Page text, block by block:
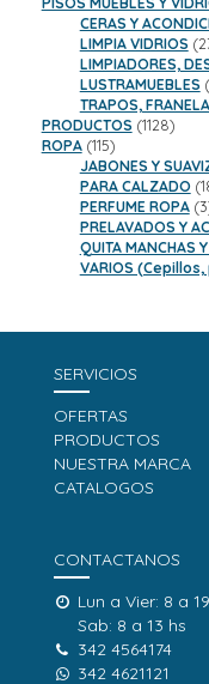
CERAS Y
LIMPIA VIDRIOS
LIMPIADORES,
LUSTRAMUEBLES
TRAPOS,
PRODUCTOS 11281128
ROPA 115115
productos
JABONES Y
PARA CALZADO
PERFUME ROPA 3
PRELAVADOS Y
QUITA MANCHAS
VARIOS
SERVICIOS
OFERTAS
PRODUCTOS
NUESTRA MARCA
CATALOGOS
CONTACTANOS
Lun a Vier: 8 a
Sab: 8 a 13 hs
342 4564174
342 4621121